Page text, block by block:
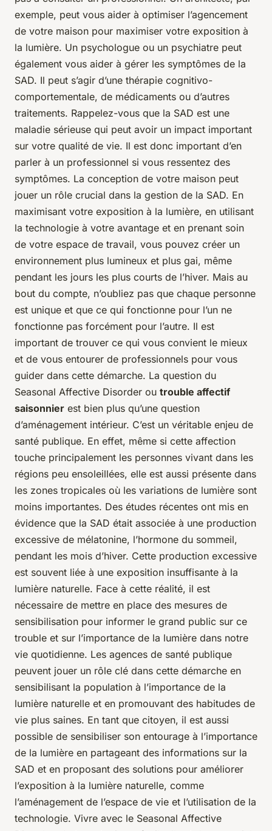
exemple, peut vous aider à optimiser l’agencement
de votre maison pour maximiser votre exposition à
la lumière. Un psychologue ou un psychiatre peut
également vous aider à gérer les symptômes de la
SAD. Il peut s’agir d’une thérapie cognitivo-
comportementale, de médicaments ou d’autres
traitements. Rappelez-vous que la SAD est une
maladie sérieuse qui peut avoir un impact important
sur votre qualité de vie. Il est donc important d’en
parler à un professionnel si vous ressentez des
symptômes. La conception de votre maison peut
jouer un rôle crucial dans la gestion de la SAD. En
maximisant votre exposition à la lumière, en utilisant
la technologie à votre avantage et en prenant soin
de votre espace de travail, vous pouvez créer un
environnement plus lumineux et plus gai, même
pendant les jours les plus courts de l’hiver. Mais au
bout du compte, n’oubliez pas que chaque personne
est unique et que ce qui fonctionne pour l’un ne
fonctionne pas forcément pour l’autre. Il est
important de trouver ce qui vous convient le mieux
et de vous entourer de professionnels pour vous
guider dans cette démarche. La question du
Seasonal Affective Disorder ou trouble affectif
saisonnier est bien plus qu’une question
d’aménagement intérieur. C’est un véritable enjeu de
santé publique. En effet, même si cette affection
touche principalement les personnes vivant dans les
régions peu ensoleillées, elle est aussi présente dans
les zones tropicales où les variations de lumière sont
moins importantes. Des études récentes ont mis en
évidence que la SAD était associée à une production
excessive de mélatonine, l’hormone du sommeil,
pendant les mois d’hiver. Cette production excessive
est souvent liée à une exposition insuffisante à la
lumière naturelle. Face à cette réalité, il est
nécessaire de mettre en place des mesures de
sensibilisation pour informer le grand public sur ce
trouble et sur l’importance de la lumière dans notre
vie quotidienne. Les agences de santé publique
peuvent jouer un rôle clé dans cette démarche en
sensibilisant la population à l’importance de la
lumière naturelle et en promouvant des habitudes de
vie plus saines. En tant que citoyen, il est aussi
possible de sensibiliser son entourage à l’importance
de la lumière en partageant des informations sur la
SAD et en proposant des solutions pour améliorer
l’exposition à la lumière naturelle, comme
l’aménagement de l’espace de vie et l’utilisation de la
technologie. Vivre avec le Seasonal Affective